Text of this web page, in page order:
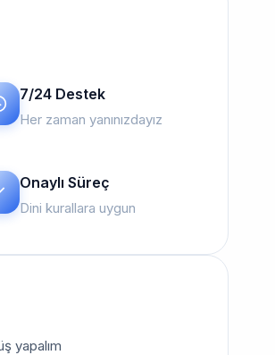
7/24 Destek
Her zaman yanınızdayız
Onaylı Süreç
Dini kurallara uygun
yapalım